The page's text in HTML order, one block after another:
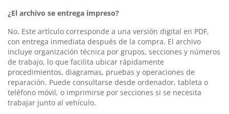
¿El archivo se entrega impreso?
No. Este artículo corresponde a una versión digital en PDF,
con entrega inmediata después de la compra. El archivo
incluye organización técnica por grupos, secciones y números
de trabajo, lo que facilita ubicar rápidamente
procedimientos, diagramas, pruebas y operaciones de
reparación. Puede consultarse desde ordenador, tableta o
teléfono móvil, o imprimirse por secciones si se necesita
trabajar junto al vehículo.